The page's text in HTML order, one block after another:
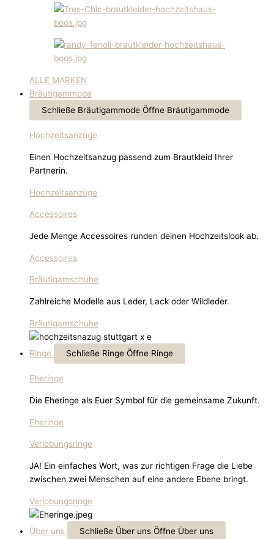
ALLE MARKEN
Bräutigammode
Schließe Bräutigammode Öffne Bräutigammode
Hochzeitsanzüge
Einen Hochzeitsanzug passend zum Brautkleid Ihrer
Partnerin.
Hochzeitsanzüge
Accessoires
Jede Menge Accessoires runden deinen Hochzeitslook ab.
Accessoires
Bräutigamschuhe
Zahlreiche Modelle aus Leder, Lack oder Wildleder.
Bräutigamschuhe
Ringe Schließe Ringe Öffne Ringe
Eheringe
Die Eheringe als Euer Symbol für die gemeinsame Zukunft.
Eheringe
Verlobungsringe
JA! Ein einfaches Wort, was zur richtigen Frage die Liebe
zwischen zwei Menschen auf eine andere Ebene bringt.
Verlobungsringe
Über uns Schließe Über uns Öffne Über uns